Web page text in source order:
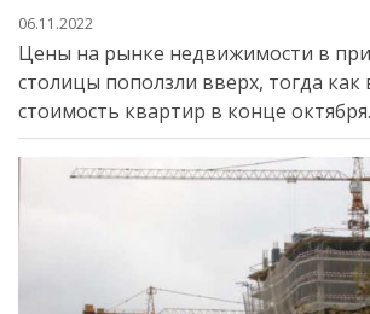
06.11.2022
Цены на рынке недвижимости в
столицы поползли вверх, тогда как
стоимость квартир в конце